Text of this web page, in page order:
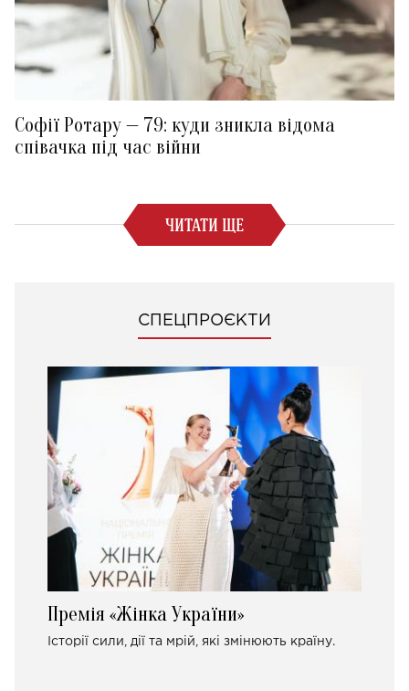
Софії Ротару — 79: куди зникла відома
співачка під час війни
ЧИТАТИ ЩЕ
СПЕЦПРОЄКТИ
Премія «Жінка України»
Історії сили, дії та мрій, які змінюють країну.